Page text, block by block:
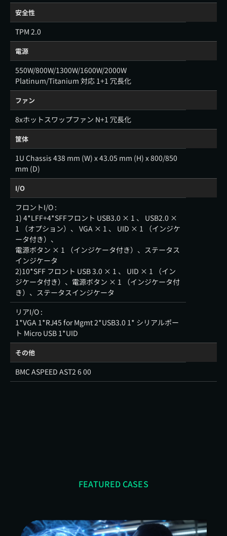
安全性
TPM 2.0
電源
550W/800W/1300W/1600W/2000W
Platinum/Titanium 対応 1+1 冗長化
ファン
8xホットスワップファン N+1 冗長化
筐体
1U Chassis 438 mm (W) x 43.05 mm (H) x 800/850
mm (D)
I/O
フロントI/O :
1) 4*LFF+4*SFFフロント USB3.0 × 1 、 USB2.0 ×
1 （オプション）、 VGA × 1 、 UID × 1 （インジケ
ータ付き）、
電源ボタン × 1 （インジケータ付き）、ステータス
インジケータ
2)10*SFF フロント USB 3.0 × 1 、 UID × 1 （イン
ジケータ付き）、電源ボタン × 1 （インジケータ付
き）、ステータスインジケータ
リアI/O :
1*VGA 1*RJ45 for Mgmt 2*USB3.0 1* シリアルポー
ト Micro USB 1*UID
その他
BMC ASPEED AST2 6 00
FEATURED CASES